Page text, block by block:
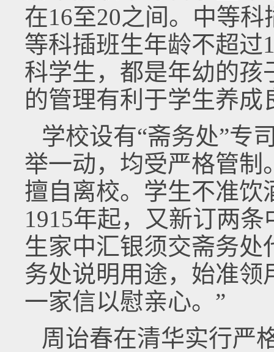
在16至20之间。中等
等科插班生年龄不超过
科学生，都是年幼的孩
的管理有利于学生养
学校设有“斋务处”专
举一动，均受严格管制
擅自离校。学生不准饮
1915年起，又新订两
生家中汇银须交斋务
务处说明用途，始准
一家信以慰亲心。”
周诒春在清华实行严